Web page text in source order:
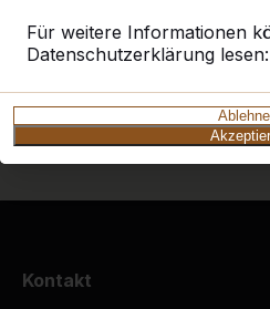
Für weitere Informationen
Datenschutzerklärung lesen:
Ort oder Postleitzahl
Kontakt